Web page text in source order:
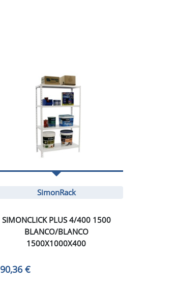
SimonRack
SIMONCLICK PLUS 4/400 1500
BLANCO/BLANCO
1500X1000X400
90,36 €